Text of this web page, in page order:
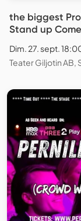
the biggest
Stand up
Dim. 27. sept.
Teater Giljotin AB,